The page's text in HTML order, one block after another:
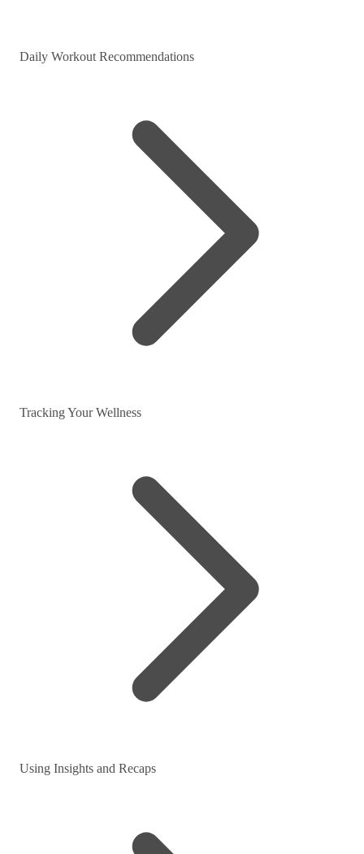
Daily Workout Recommendations
Tracking Your Wellness
Using Insights and Recaps